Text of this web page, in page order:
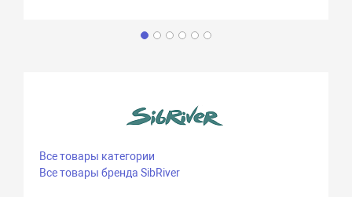
Все товары категории
Все товары бренда SibRiver